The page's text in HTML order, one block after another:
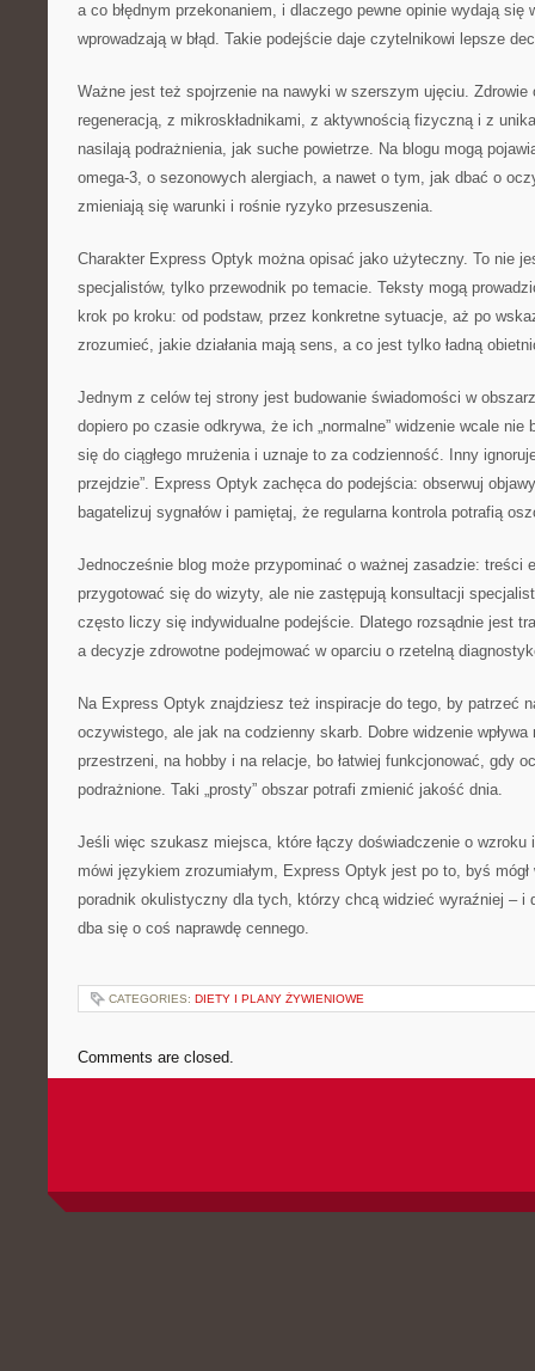
a co błędnym przekonaniem, i dlaczego pewne opinie wydają się
wprowadzają w błąd. Takie podejście daje czytelnikowi lepsze
Ważne jest też spojrzenie na nawyki w szerszym ujęciu. Zdrowie
regeneracją, z mikroskładnikami, z aktywnością fizyczną i z
nasilają podrażnienia, jak suche powietrze. Na blogu mogą
omega-3, o sezonowych alergiach, a nawet o tym, jak dbać o
zmieniają się warunki i rośnie ryzyko przesuszenia.
Charakter Express Optyk można opisać jako użyteczny. To nie
specjalistów, tylko przewodnik po temacie. Teksty mogą
krok po kroku: od podstaw, przez konkretne sytuacje, aż po
zrozumieć, jakie działania mają sens, a co jest tylko ładną
Jednym z celów tej strony jest budowanie świadomości w
dopiero po czasie odkrywa, że ich „normalne” widzenie wcale nie
się do ciągłego mrużenia i uznaje to za codzienność. Inny
przejdzie”. Express Optyk zachęca do podejścia: obserwuj
bagatelizuj sygnałów i pamiętaj, że regularna kontrola potrafią
Jednocześnie blog może przypominać o ważnej zasadzie: treści
przygotować się do wizyty, ale nie zastępują konsultacji
często liczy się indywidualne podejście. Dlatego rozsądnie jest
a decyzje zdrowotne podejmować w oparciu o rzetelną
Na Express Optyk znajdziesz też inspiracje do tego, by patrzeć
oczywistego, ale jak na codzienny skarb. Dobre widzenie
przestrzeni, na hobby i na relacje, bo łatwiej funkcjonować, gdy
podrażnione. Taki „prosty” obszar potrafi zmienić jakość dnia.
Jeśli więc szukasz miejsca, które łączy doświadczenie o
mówi językiem zrozumiałym, Express Optyk jest po to, byś
poradnik okulistyczny dla tych, którzy chcą widzieć wyraźniej – i
dba się o coś naprawdę cennego.
CATEGORIES: DIETY I PLANY ŻYWIENIOWE
Comments are closed.